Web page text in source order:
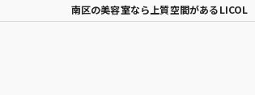
南区の美容室なら上質空間があるLICOL